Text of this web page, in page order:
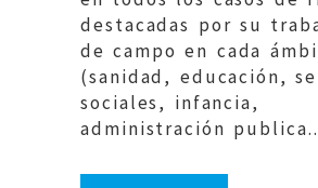
destacadas por su
de campo en cada
(sanidad, educación,
sociales, infancia,
administración